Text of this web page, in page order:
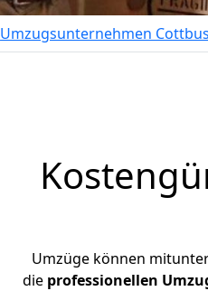
Umzugsunternehmen Cottbus
Umzüge können
die professionellen